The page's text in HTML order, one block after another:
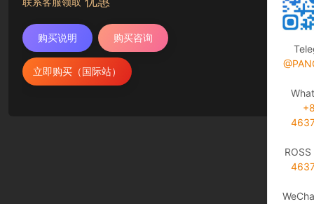
购买说明 购买咨询
立即购买（国际站）